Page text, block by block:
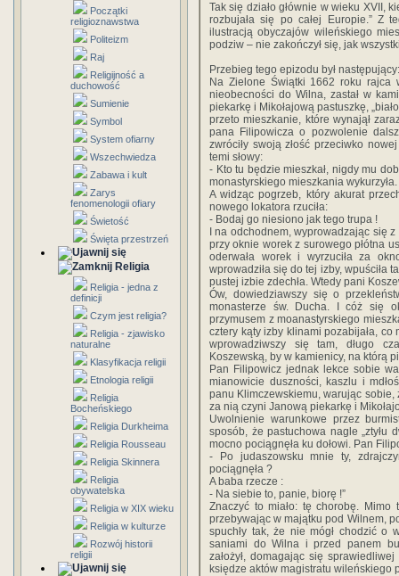
Początki
religioznawstwa
Politeizm
Raj
Religijność a
duchowość
Sumienie
Symbol
System ofiarny
Wszechwiedza
Zabawa i kult
Zarys
fenomenologii ofiary
Świetość
Święta przestrzeń
Religia
Religia - jedna z
definicji
Czym jest religia?
Religia - zjawisko
naturalne
Klasyfikacja religii
Etnologia religii
Religia
Bocheńskiego
Religia Durkheima
Religia Rousseau
Religia Skinnera
Religia
obywatelska
Religia w XIX wieku
Religia w kulturze
Rozwój historii
religii
Tak się działo głównie w wieku XVII,
rozbujała się po całej Europie.” Z
ilustracją obyczajów wileńskiego
podziw – nie zakończył się, jak
Przebieg tego epizodu był następujący:
Na Zielone Świątki 1662 roku rajca
nieobecności do Wilna, zastał w
piekarkę i Mikołajową pastuszkę,
przeto mieszkanie, które wynajął
pana Filipowicza o pozwolenie
zwróciły swoją złość przeciwko
temi słowy:
- Kto tu będzie mieszkał, nigdy mu
monastyrskiego mieszkania wykurzyła.
A widząc pogrzeb, który akurat
nowego lokatora rzuciła:
- Bodaj go niesiono jak tego trupa !
I na odchodnem, wyprowadzając się
przy oknie worek z surowego płótna
oderwała worek i wyrzuciła za
wprowadziła się do tej izby, wpuściła
pustej izbie zdechła. Wtedy pani
Ów, dowiedziawszy się o
monasterze św. Ducha. I cóż się
przymusem z moanastyrskiego
cztery kąty izby klinami pozabijała, co
wprowadziwszy się tam, długo
Koszewską, by w kamienicy, na którą
Pan Filipowicz jednak lekce sobie
mianowicie duszności, kaszlu i
panu Klimczewskiemu, warując
za nią czyni Janową piekarkę i
Uwolnienie warunkowe przez
sposób, że pastuchowa nagle „ztyłu
mocno pociągnęła ku dołowi. Pan
- Po judaszowsku mnie ty,
pociągnęła ?
A baba rzecze :
- Na siebie to, panie, biorę !”
Znaczyć to miało: tę chorobę.
przebywając w majątku pod Wilnem,
spuchły tak, że nie mógł chodzić o
saniami do Wilna i przed panem
założył, domagając się
księdze aktów magistratu wileńskiego